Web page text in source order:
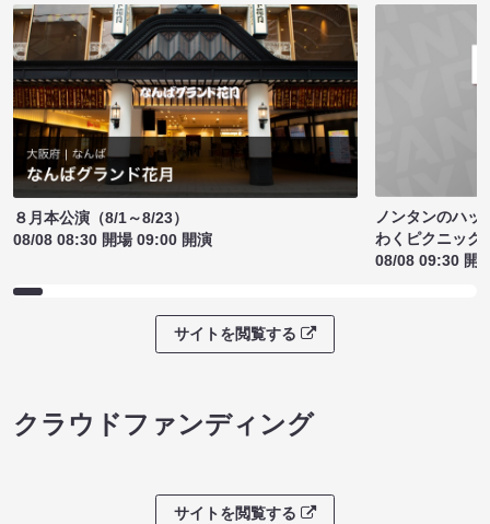
８月本公演（8/1～8/23）
08/08 08:30 開場 09:00 開演
ノンタンのハッ
わくピクニック
08/08 09:30 開
サイトを閲覧する
クラウドファンディング
サイトを閲覧する